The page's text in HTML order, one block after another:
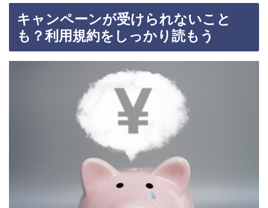
キャンペーンが受けられないこと
も？利用規約をしっかり読もう